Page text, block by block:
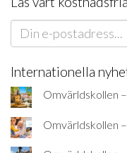
Internationella
Omvärldskollen
Omvärldskollen